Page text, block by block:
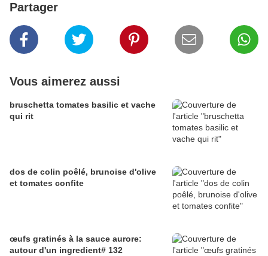
Partager
Vous aimerez aussi
bruschetta tomates basilic et vache
qui rit
dos de colin poêlé, brunoise d'olive
et tomates confite
œufs gratinés à la sauce aurore:
autour d'un ingredient# 132